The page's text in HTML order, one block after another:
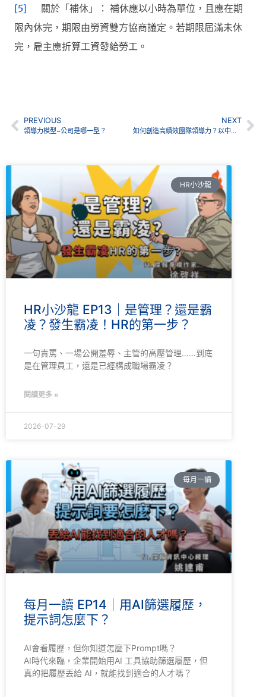
[5] 關於「補休」： 補休應以小時為單位，且應在期
限內休完，期限由勞資雙方協商議定。若期限屆滿未休
完，雇主應折算工資發給勞工。
PREVIOUS
領導力模型~公司是哪一型？
NEXT
如何創造高績效團隊領導力？以中華棒球隊奪冠為例
HR小沙龍
HR小沙龍 EP13｜是管理？還是霸
凌？發生霸凌！HR的第一步？
一句責罵、一場公開羞辱、主管的高壓管理……到底
是在管理員工，還是已經構成職場霸凌？
閱讀更多 »
2026-07-29
每月一讀
每月一讀 EP14｜用AI篩選履歷，
提示詞怎麼下？
AI會看履歷，但你知道怎麼下Prompt嗎？
AI時代來臨，企業開始用AI 工具協助篩選履歷，但
真的把履歷丟給 AI，就能找到適合的人才嗎？